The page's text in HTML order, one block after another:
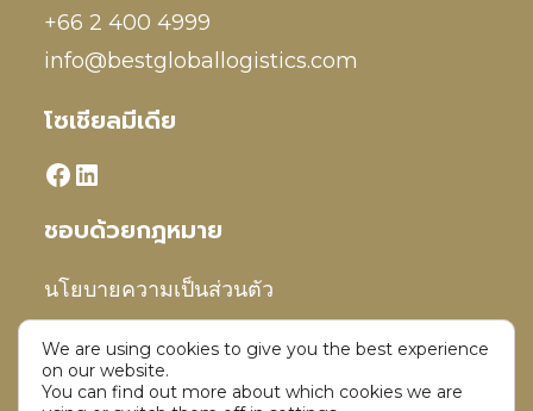
+66 2 400 4999
info@bestgloballogistics.com
โซเชียลมีเดีย
ชอบด้วยกฎหมาย
นโยบายความเป็นส่วนตัว
ข้อจำกัดความรับผิดชอบ
We are using cookies to give you the best experience
on our website.
You can find out more about which cookies we are